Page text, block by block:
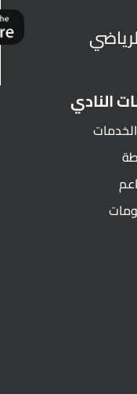
النادي